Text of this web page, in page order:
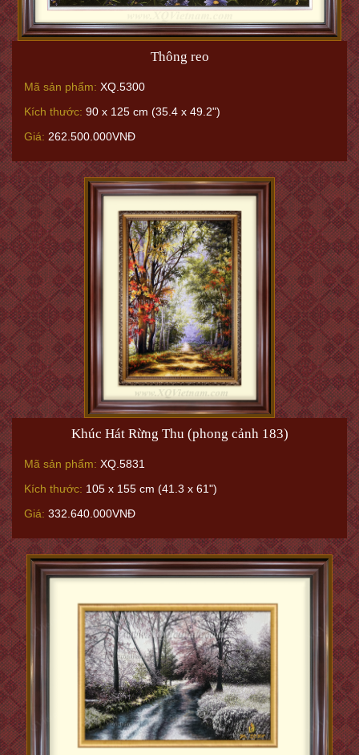
Thông reo
Mã sản phẩm: XQ.5300
Kích thước: 90 x 125 cm (35.4 x 49.2")
Giá: 262.500.000VNĐ
Khúc Hát Rừng Thu (phong cảnh 183)
Mã sản phẩm: XQ.5831
Kích thước: 105 x 155 cm (41.3 x 61")
Giá: 332.640.000VNĐ